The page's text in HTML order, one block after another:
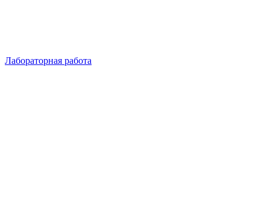
Лабораторная работа